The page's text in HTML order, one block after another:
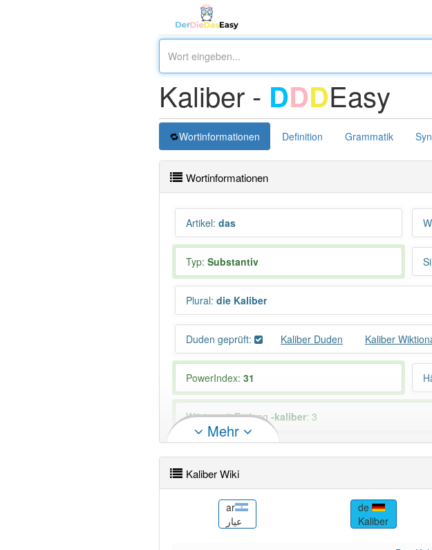
Kaliber - DDDEasy
Wortinformationen Definition Grammatik
Wortinformationen
Artikel: das
Typ: Substantiv
Plural: die Kaliber
Duden geprüft: Kaliber Duden Kaliber
PowerIndex: 31
Wörter mit Endung -kaliber: 3
94% unserer Spielapp-Nutzer haben den Artikel korrekt
Mehr
Kaliber Wiki
ar
عيار
de
Kaliber